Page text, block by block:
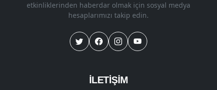
etkinliklerinden haberdar olmak için sosyal medya
hesaplarımızı takip edin.
İLETİŞİM